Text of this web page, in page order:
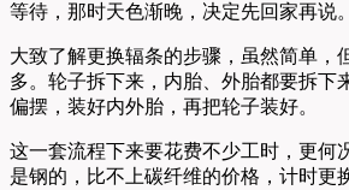
等待，那时天色渐晚，决定先回家再说。
大致了解更换辐条的步骤，虽然简单，
多。轮子拆下来，内胎、外胎都要拆下
偏摆，装好内外胎，再把轮子装好。
这一套流程下来要花费不少工时，更何
是钢的，比不上碳纤维的价格，计时更